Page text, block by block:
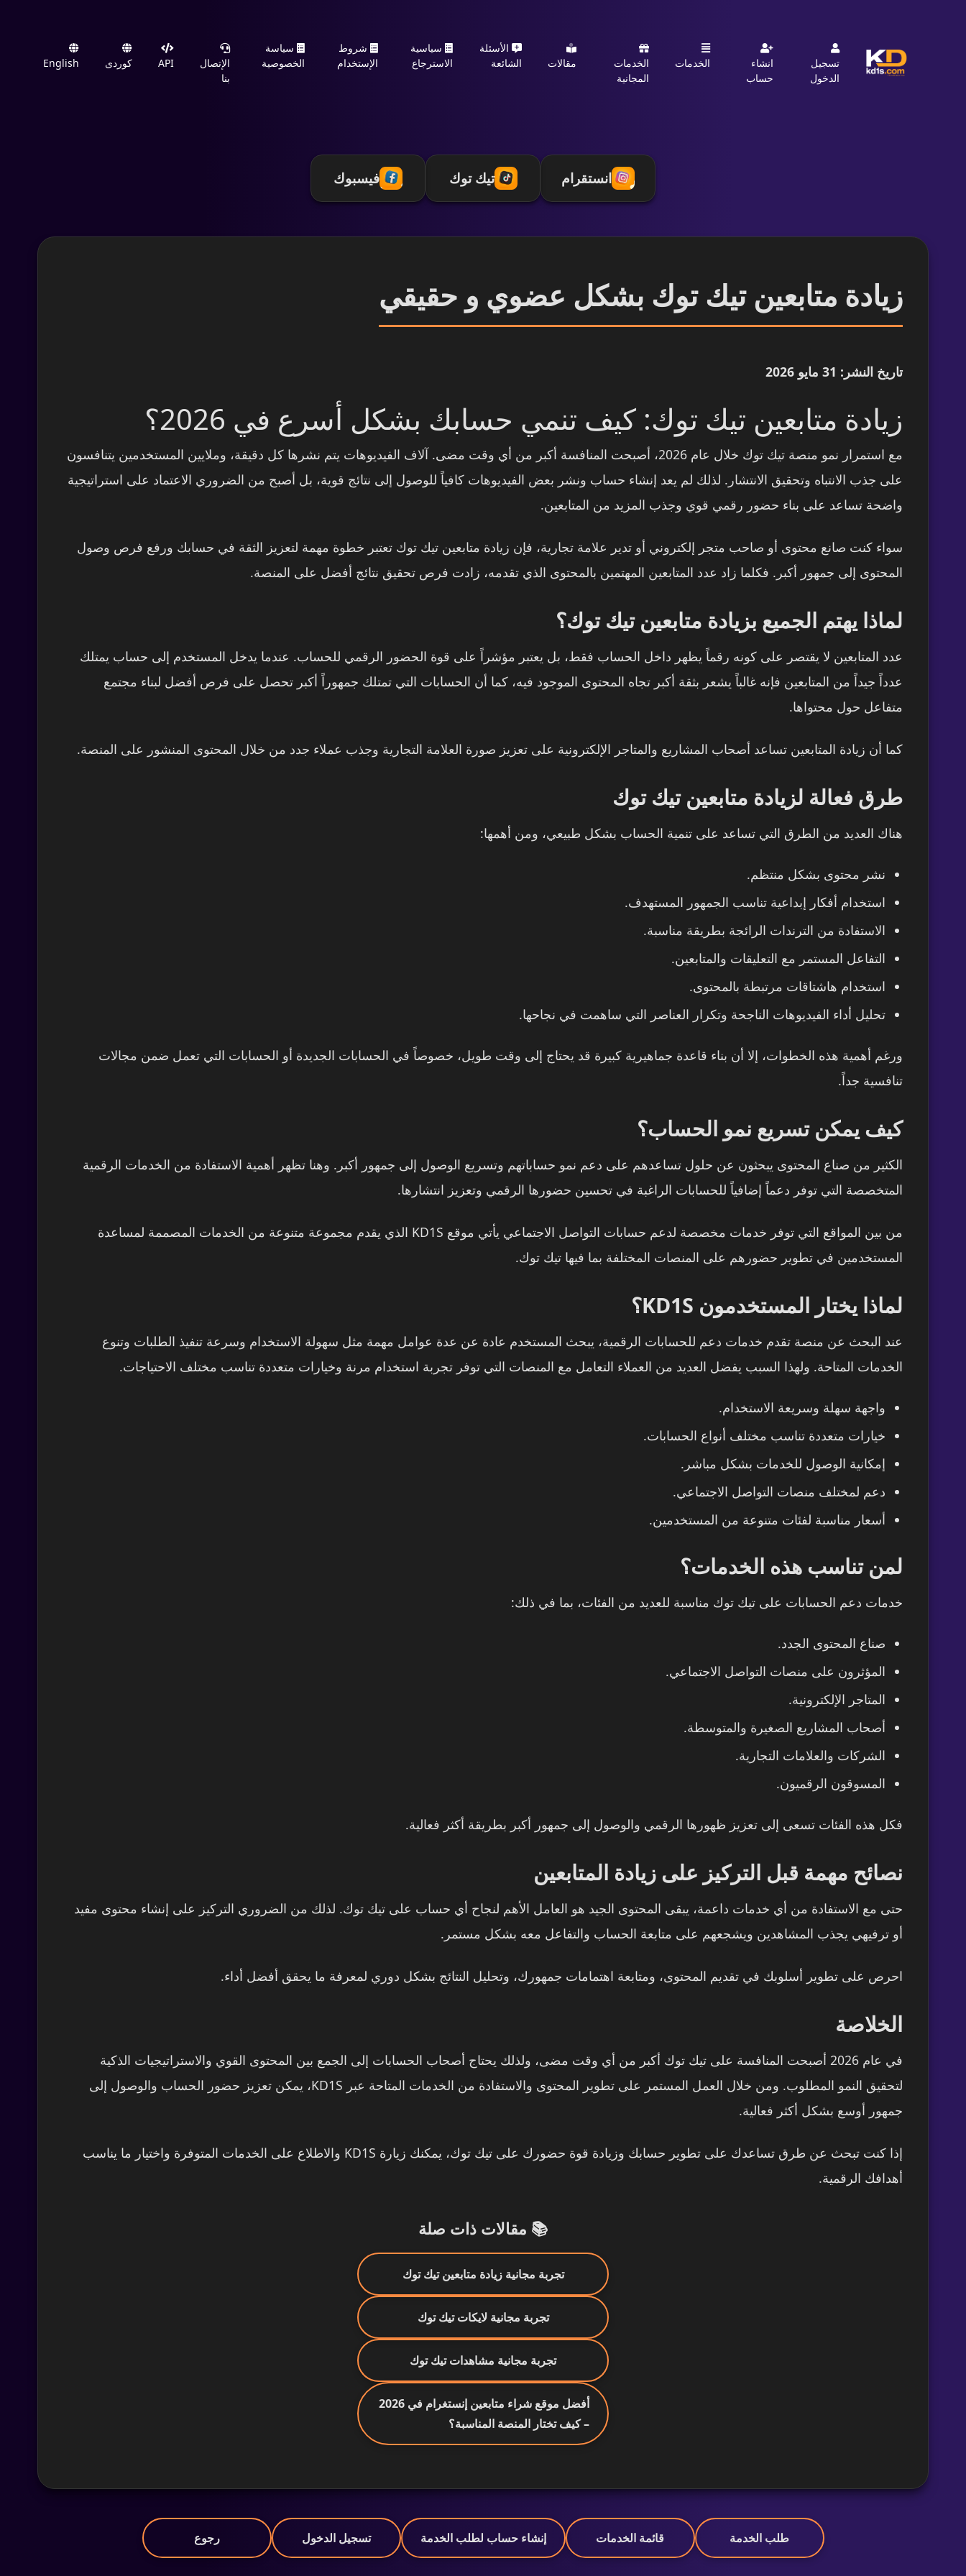
تسجيل
الدخول
انشاء
حساب
الخدمات
الخدمات
المجانية
مقالات
الأسئلة
الشائعة
سياسية
الاسترجاع
شروط
الإستخدام
سياسة
الخصوصية
الإتصال
بنا
API کوردی English
انستقرام تيك توك فيسبوك
زيادة متابعين تيك توك بشكل عضوي و حقيقي
تاريخ النشر: 31 مايو 2026
زيادة متابعين تيك توك: كيف تنمي حسابك بشكل أسرع في 2026؟
مع استمرار نمو منصة تيك توك خلال عام 2026، أصبحت المنافسة أكبر من أي وقت مضى. آلاف الفيديوهات يتم نشرها كل دقيقة، وملايين المستخدمين يتنافسون
على جذب الانتباه وتحقيق الانتشار. لذلك لم يعد إنشاء حساب ونشر بعض الفيديوهات كافياً للوصول إلى نتائج قوية، بل أصبح من الضروري الاعتماد على استراتيجية
واضحة تساعد على بناء حضور رقمي قوي وجذب المزيد من المتابعين.
سواء كنت صانع محتوى أو صاحب متجر إلكتروني أو تدير علامة تجارية، فإن زيادة متابعين تيك توك تعتبر خطوة مهمة لتعزيز الثقة في حسابك ورفع فرص وصول
المحتوى إلى جمهور أكبر. فكلما زاد عدد المتابعين المهتمين بالمحتوى الذي تقدمه، زادت فرص تحقيق نتائج أفضل على المنصة.
لماذا يهتم الجميع بزيادة متابعين تيك توك؟
عدد المتابعين لا يقتصر على كونه رقماً يظهر داخل الحساب فقط، بل يعتبر مؤشراً على قوة الحضور الرقمي للحساب. عندما يدخل المستخدم إلى حساب يمتلك
عدداً جيداً من المتابعين فإنه غالباً يشعر بثقة أكبر تجاه المحتوى الموجود فيه، كما أن الحسابات التي تمتلك جمهوراً أكبر تحصل على فرص أفضل لبناء مجتمع
متفاعل حول محتواها.
كما أن زيادة المتابعين تساعد أصحاب المشاريع والمتاجر الإلكترونية على تعزيز صورة العلامة التجارية وجذب عملاء جدد من خلال المحتوى المنشور على المنصة.
طرق فعالة لزيادة متابعين تيك توك
هناك العديد من الطرق التي تساعد على تنمية الحساب بشكل طبيعي، ومن أهمها:
نشر محتوى بشكل منتظم.
استخدام أفكار إبداعية تناسب الجمهور المستهدف.
الاستفادة من الترندات الرائجة بطريقة مناسبة.
التفاعل المستمر مع التعليقات والمتابعين.
استخدام هاشتاقات مرتبطة بالمحتوى.
تحليل أداء الفيديوهات الناجحة وتكرار العناصر التي ساهمت في نجاحها.
ورغم أهمية هذه الخطوات، إلا أن بناء قاعدة جماهيرية كبيرة قد يحتاج إلى وقت طويل، خصوصاً في الحسابات الجديدة أو الحسابات التي تعمل ضمن مجالات
تنافسية جداً.
كيف يمكن تسريع نمو الحساب؟
الكثير من صناع المحتوى يبحثون عن حلول تساعدهم على دعم نمو حساباتهم وتسريع الوصول إلى جمهور أكبر. وهنا تظهر أهمية الاستفادة من الخدمات الرقمية
المتخصصة التي توفر دعماً إضافياً للحسابات الراغبة في تحسين حضورها الرقمي وتعزيز انتشارها.
من بين المواقع التي توفر خدمات مخصصة لدعم حسابات التواصل الاجتماعي يأتي موقع KD1S الذي يقدم مجموعة متنوعة من الخدمات المصممة لمساعدة
المستخدمين في تطوير حضورهم على المنصات المختلفة بما فيها تيك توك.
لماذا يختار المستخدمون KD1S؟
عند البحث عن منصة تقدم خدمات دعم للحسابات الرقمية، يبحث المستخدم عادة عن عدة عوامل مهمة مثل سهولة الاستخدام وسرعة تنفيذ الطلبات وتنوع
الخدمات المتاحة. ولهذا السبب يفضل العديد من العملاء التعامل مع المنصات التي توفر تجربة استخدام مرنة وخيارات متعددة تناسب مختلف الاحتياجات.
واجهة سهلة وسريعة الاستخدام.
خيارات متعددة تناسب مختلف أنواع الحسابات.
إمكانية الوصول للخدمات بشكل مباشر.
دعم لمختلف منصات التواصل الاجتماعي.
أسعار مناسبة لفئات متنوعة من المستخدمين.
لمن تناسب هذه الخدمات؟
خدمات دعم الحسابات على تيك توك مناسبة للعديد من الفئات، بما في ذلك:
صناع المحتوى الجدد.
المؤثرون على منصات التواصل الاجتماعي.
المتاجر الإلكترونية.
أصحاب المشاريع الصغيرة والمتوسطة.
الشركات والعلامات التجارية.
المسوقون الرقميون.
فكل هذه الفئات تسعى إلى تعزيز ظهورها الرقمي والوصول إلى جمهور أكبر بطريقة أكثر فعالية.
نصائح مهمة قبل التركيز على زيادة المتابعين
حتى مع الاستفادة من أي خدمات داعمة، يبقى المحتوى الجيد هو العامل الأهم لنجاح أي حساب على تيك توك. لذلك من الضروري التركيز على إنشاء محتوى مفيد
أو ترفيهي يجذب المشاهدين ويشجعهم على متابعة الحساب والتفاعل معه بشكل مستمر.
احرص على تطوير أسلوبك في تقديم المحتوى، ومتابعة اهتمامات جمهورك، وتحليل النتائج بشكل دوري لمعرفة ما يحقق أفضل أداء.
الخلاصة
في عام 2026 أصبحت المنافسة على تيك توك أكبر من أي وقت مضى، ولذلك يحتاج أصحاب الحسابات إلى الجمع بين المحتوى القوي والاستراتيجيات الذكية
لتحقيق النمو المطلوب. ومن خلال العمل المستمر على تطوير المحتوى والاستفادة من الخدمات المتاحة عبر KD1S، يمكن تعزيز حضور الحساب والوصول إلى
جمهور أوسع بشكل أكثر فعالية.
إذا كنت تبحث عن طرق تساعدك على تطوير حسابك وزيادة قوة حضورك على تيك توك، يمكنك زيارة KD1S والاطلاع على الخدمات المتوفرة واختيار ما يناسب
أهدافك الرقمية.
📚 مقالات ذات صلة
تجربة مجانية زيادة متابعين تيك توك
تجربة مجانية لايكات تيك توك
تجربة مجانية مشاهدات تيك توك
أفضل موقع شراء متابعين إنستغرام في 2026
– كيف تختار المنصة المناسبة؟
طلب الخدمة قائمة الخدمات إنشاء حساب لطلب الخدمة تسجيل الدخول رجوع